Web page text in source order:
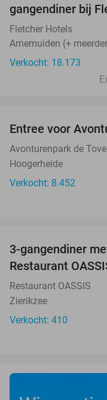
gangendiner bij
Fletcher Hotels
Arnemuiden (+
Verkocht: 18.173
Entree voor
Avonturenpark de
Hoogerheide
Verkocht: 8.452
3-gangendiner
Restaurant
Restaurant OASSIS
Zierikzee
Verkocht: 410